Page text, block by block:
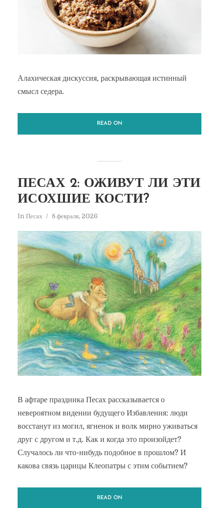
Алахическая дискуссия, раскрывающая истинный
смысл седера.
READ ON
ПЕСАХ 2: ОЖИВУТ ЛИ ЭТИ
ИСОХШИЕ КОСТИ?
In Песах 8 февраля, 2026
В афтаре праздника Песах рассказывается о
невероятном видении будущего Избавления: люди
восстанут из могил, ягненок и волк мирно уживаться
друг с другом и т.д. Как и когда это произойдет?
Случалось ли что-нибудь подобное в прошлом? И
какова связь царицы Клеопатры с этим событием?
READ ON